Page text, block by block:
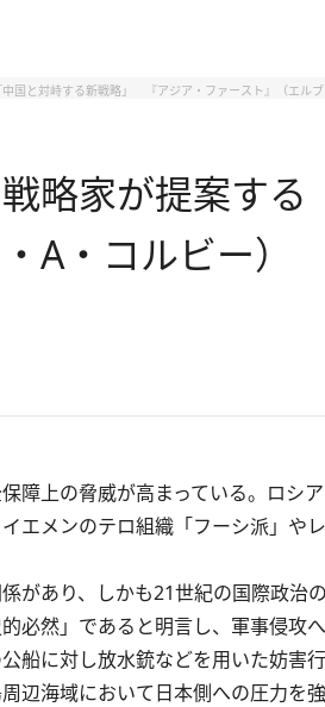
国と対峙する新戦略」 『アジア・ファースト』（エルブ
略家が提案す
A・コルビー）
障上の脅威が高まっている。ロシ
エメンのテロ組織「フーシ派」や
があり、しかも21世紀の国際政治
必然」であると明言し、軍事侵攻
船に対し放水銃などを用いた妨害
辺海域において日本側への圧力を